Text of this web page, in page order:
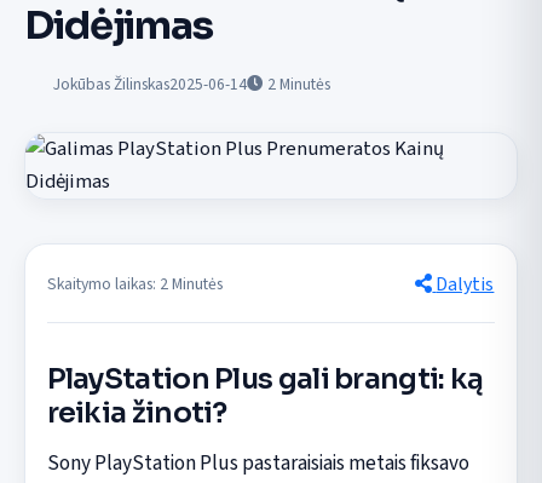
Didėjimas
Jokūbas Žilinskas2025-06-14 2Minutės
Skaitymo laikas: 2 Minutės Dalytis
PlayStation Plus gali brangti: ką
reikia žinoti?
Sony PlayStation Plus pastaraisiais metais fiksavo